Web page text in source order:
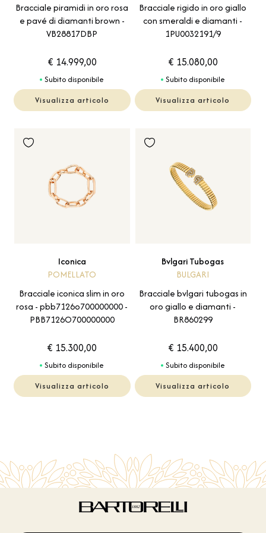
Bracciale piramidi in oro rosa
e pavé di diamanti brown -
VB28817DBP
€ 14.999,00
Subito disponibile
Visualizza articolo
Bracciale rigido in oro giallo
con smeraldi e diamanti -
1PU0032191/9
€ 15.080,00
Subito disponibile
Visualizza articolo
Iconica
POMELLATO
Bracciale iconica slim in oro
rosa - pbb7126o700000000 -
PBB7126O700000000
€ 15.300,00
Subito disponibile
Visualizza articolo
Bvlgari Tubogas
BULGARI
Bracciale bvlgari tubogas in
oro giallo e diamanti -
BR860299
€ 15.400,00
Subito disponibile
Visualizza articolo